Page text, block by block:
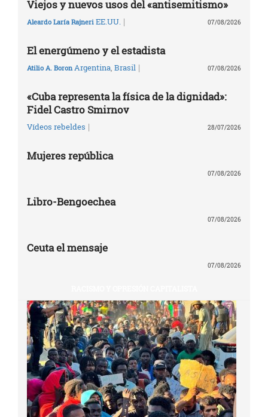
Viejos y nuevos usos del «antisemitismo»
Aleardo Laría Rajneri EE.UU. | 07/08/2026
El energúmeno y el estadista
Atilio A. Boron Argentina, Brasil | 07/08/2026
«Cuba representa la física de la dignidad»:
Fidel Castro Smirnov
Vídeos rebeldes | 28/07/2026
Mujeres república
07/08/2026
Libro-Bengoechea
07/08/2026
Ceuta el mensaje
07/08/2026